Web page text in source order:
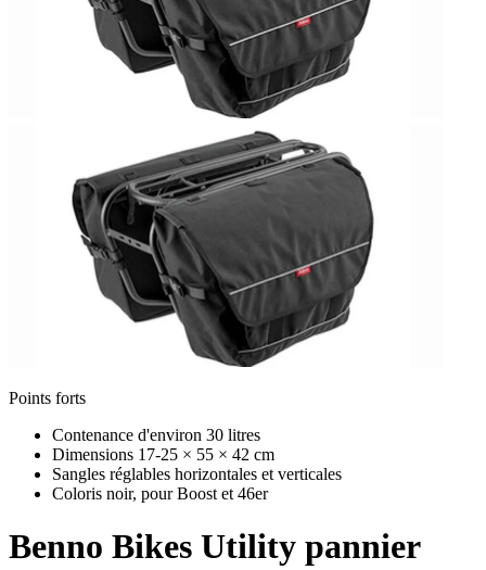
Points forts
Contenance d'environ 30 litres
Dimensions 17-25 × 55 × 42 cm
Sangles réglables horizontales et verticales
Coloris noir, pour Boost et 46er
Benno Bikes Utility pannier